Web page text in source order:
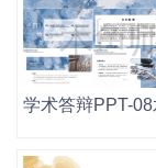
学术答辩PPT-